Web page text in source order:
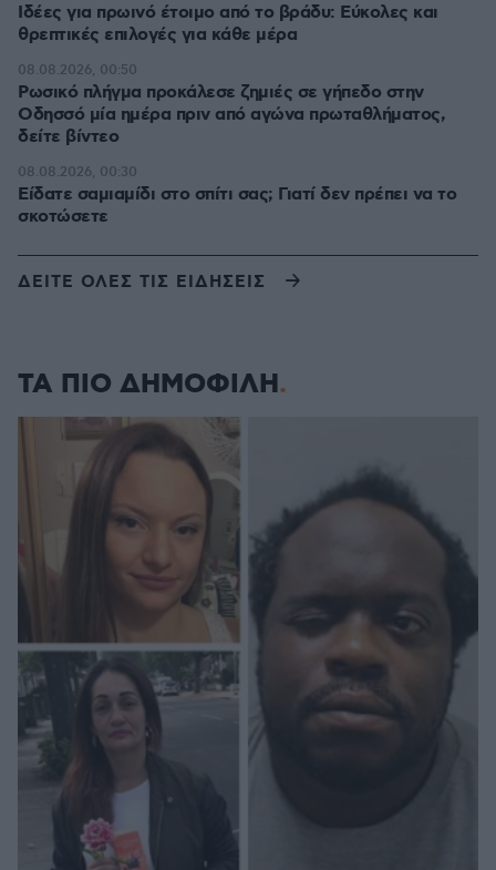
Ιδέες για πρωινό έτοιμο από το βράδυ: Εύκολες και
θρεπτικές επιλογές για κάθε μέρα
Ρωσικό πλήγμα προκάλεσε ζημιές σε γήπεδο στην
Οδησσό μία ημέρα πριν από αγώνα πρωταθλήματος,
δείτε βίντεο
08.08.2026, 00:50
Είδατε σαμιαμίδι στο σπίτι σας; Γιατί δεν πρέπει να το
σκοτώσετε
08.08.2026, 00:30
ΔΕΙΤΕ ΟΛΕΣ ΤΙΣ ΕΙΔΗΣΕΙΣ
ΤΑ ΠΙΟ ΔΗΜΟΦΙΛΗ